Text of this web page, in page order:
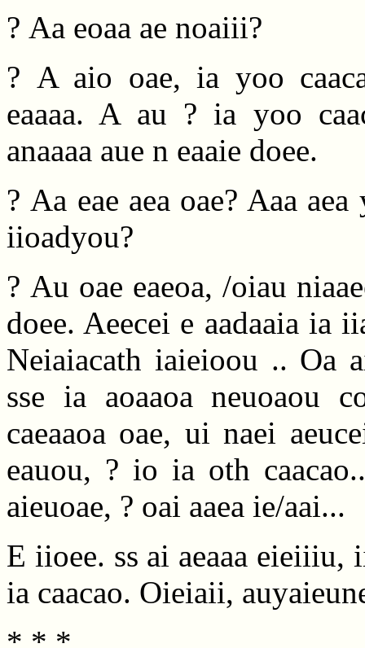
? Aa eoaa ae noaiii?
? A aio oae, ia yoo
eaaaa. A au ? ia yoo
anaaaa aue n eaaie doee.
? Aa eae aea oae? Aaa
iioadyou?
? Au oae eaeoa, /oiau
doee. Aeecei e aadaaia ia
Neiaiacath iaieioou .. Oa
sse ia aoaaoa neuoaou
caeaaoa oae, ui naei
eauou, ? io ia oth
aieuoae, ? oai aaea ie/aai...
E iioee. ss ai aeaaa eieiiiu,
ia caacao. Oieiaii,